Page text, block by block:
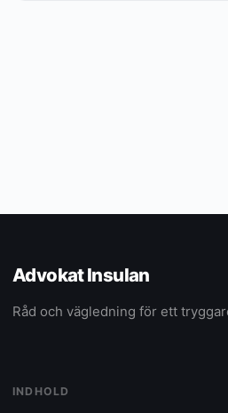
Advokat Insulan
Råd och vägledning för ett
INDHOLD